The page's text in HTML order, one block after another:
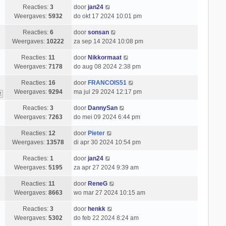
Reacties:3
Weergaves: 5932
door jan24
do okt 17 2024 10:01 pm
Reacties:6
Weergaves:10222
door sonsan
za sep 14 2024 10:08 pm
Reacties:11
Weergaves: 7178
door Nikkormaat
do aug 08 2024 2:38 pm
Reacties: 16
Weergaves: 9294
door FRANCOIS51
ma jul 29 2024 12:17 pm
Reacties:3
Weergaves: 7263
door DannySan
do mei 09 2024 6:44 pm
Reacties: 12
Weergaves:13578
door Pieter
di apr 30 2024 10:54 pm
Reacties:1
Weergaves: 5195
door jan24
za apr 27 2024 9:39 am
Reacties:11
Weergaves: 8663
door ReneG
wo mar 27 2024 10:15 am
Reacties:3
Weergaves: 5302
door henkk
do feb 22 2024 8:24 am